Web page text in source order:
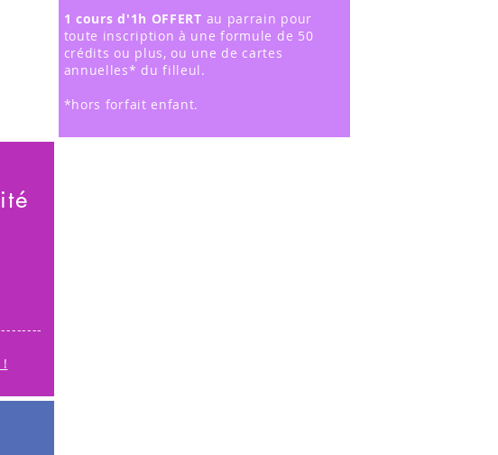
1 cours d'1h OFFERT au parrain pour
toute inscription à une formule de 50
crédits ou plus, ou une de cartes
annuelles* du filleul.
*hors forfait enfant.